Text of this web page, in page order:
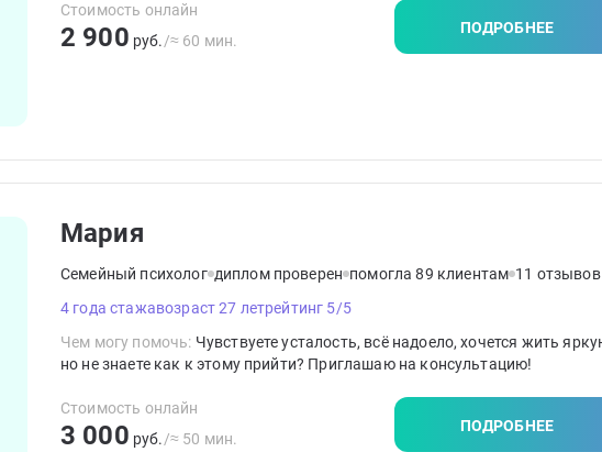
терапия, коучинг. Работа всегда с учётом особенностей клиента.
принципу: "Прежде всего - не навреди".
Стоимость онлайн
2 900 руб./≈ 60 мин.
ПОДРОБНЕЕ
Мария
Семейный психолог диплом проверен помогла 89 клиентам 11 отзывов
4 года стажавозраст 27 летрейтинг 5/5
Чем могу помочь: Чувствуете усталость, всё надоело, хочется жить
но не знаете как к этому прийти? Приглашаю на консультацию!
Стоимость онлайн
3 000 руб./≈ 50 мин.
ПОДРОБНЕЕ